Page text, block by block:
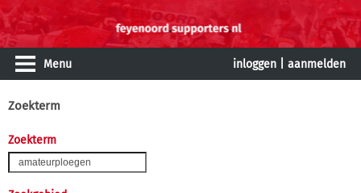
Menu inloggen aanmelden
Zoekterm
Zoekterm